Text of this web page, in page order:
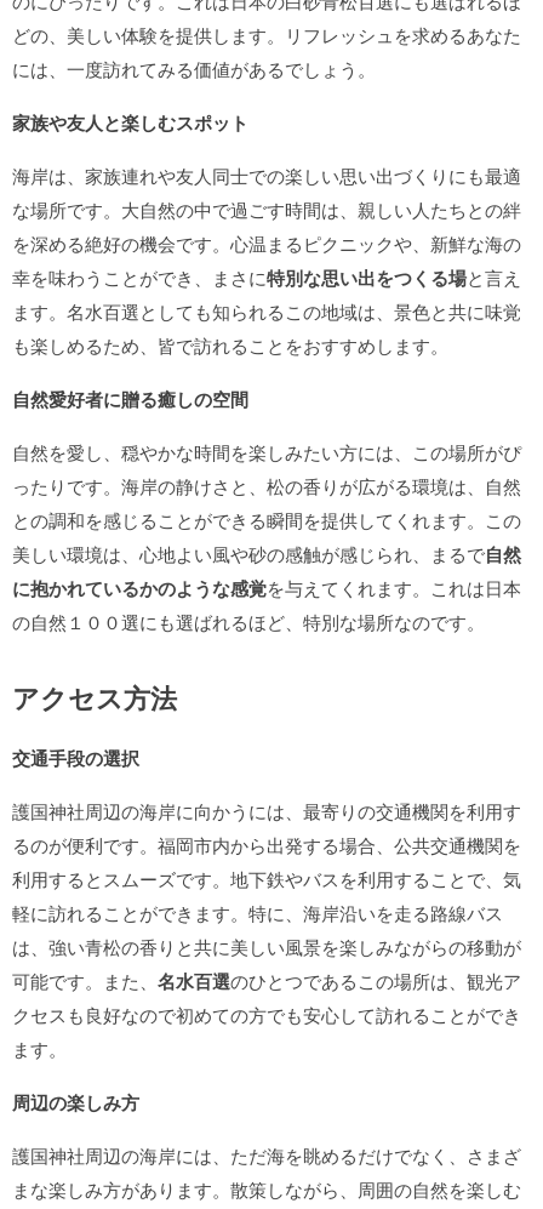
どの、美しい体験を提供します。リフレッシュを求めるあなた
には、一度訪れてみる価値があるでしょう。
家族や友人と楽しむスポット
海岸は、家族連れや友人同士での楽しい思い出づくりにも最適
な場所です。大自然の中で過ごす時間は、親しい人たちとの絆
を深める絶好の機会です。心温まるピクニックや、新鮮な海の
幸を味わうことができ、まさに特別な思い出をつくる場と言え
ます。名水百選としても知られるこの地域は、景色と共に味覚
も楽しめるため、皆で訪れることをおすすめします。
自然愛好者に贈る癒しの空間
自然を愛し、穏やかな時間を楽しみたい方には、この場所がぴ
ったりです。海岸の静けさと、松の香りが広がる環境は、自然
との調和を感じることができる瞬間を提供してくれます。この
美しい環境は、心地よい風や砂の感触が感じられ、まるで自然
に抱かれているかのような感覚を与えてくれます。これは日本
の自然１００選にも選ばれるほど、特別な場所なのです。
アクセス方法
交通手段の選択
護国神社周辺の海岸に向かうには、最寄りの交通機関を利用す
るのが便利です。福岡市内から出発する場合、公共交通機関を
利用するとスムーズです。地下鉄やバスを利用することで、気
軽に訪れることができます。特に、海岸沿いを走る路線バス
は、強い青松の香りと共に美しい風景を楽しみながらの移動が
可能です。また、 名水百選のひとつであるこの場所は、観光ア
クセスも良好なので初めての方でも安心して訪れることができ
ます。
周辺の楽しみ方
護国神社周辺の海岸には、ただ海を眺めるだけでなく、さまざ
まな楽しみ方があります。散策しながら、周囲の自然を楽しむ